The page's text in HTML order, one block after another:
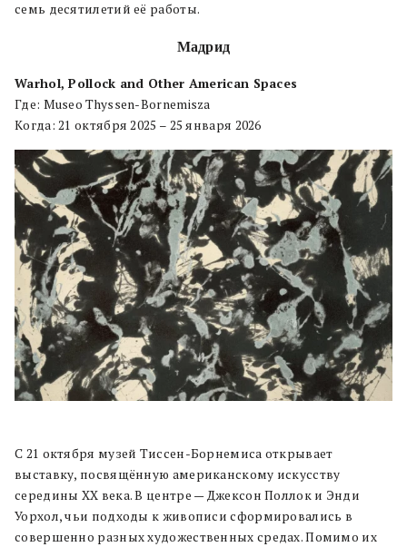
семь десятилетий её работы.
Мадрид
Warhol, Pollock and Other American Spaces
Где: Museo Thyssen-Bornemisza
Когда: 21 октября 2025 – 25 января 2026
С 21 октября музей Тиссен-Борнемиса открывает
выставку, посвящённую американскому искусству
середины XX века. В центре — Джексон Поллок и Энди
Уорхол, чьи подходы к живописи сформировались в
совершенно разных художественных средах. Помимо их